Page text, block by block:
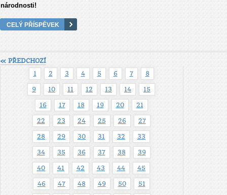
národnosti!
CELÝ PŘÍSPĚVEK
« PŘEDCHOZÍ
1
2 3 4 5 6 7 8
9 10 11 12 13 14 15
16 17 18 19 20 21
22 23 24 25 26 27
28 29 30 31 32 33
34 35 36 37 38 39
40 41 42 43 44 45
46 47 48 49 50 51